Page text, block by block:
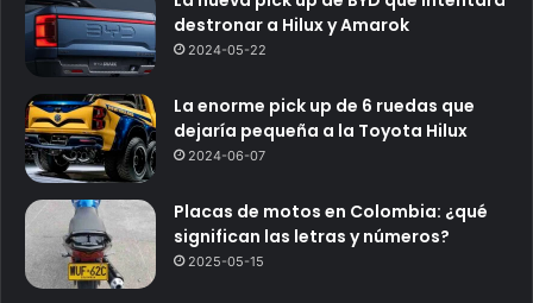
destronar a Hilux y Amarok
2024-05-22
La enorme pick up de 6 ruedas que
dejaría pequeña a la Toyota Hilux
2024-06-07
Placas de motos en Colombia: ¿qué
significan las letras y números?
2025-05-15